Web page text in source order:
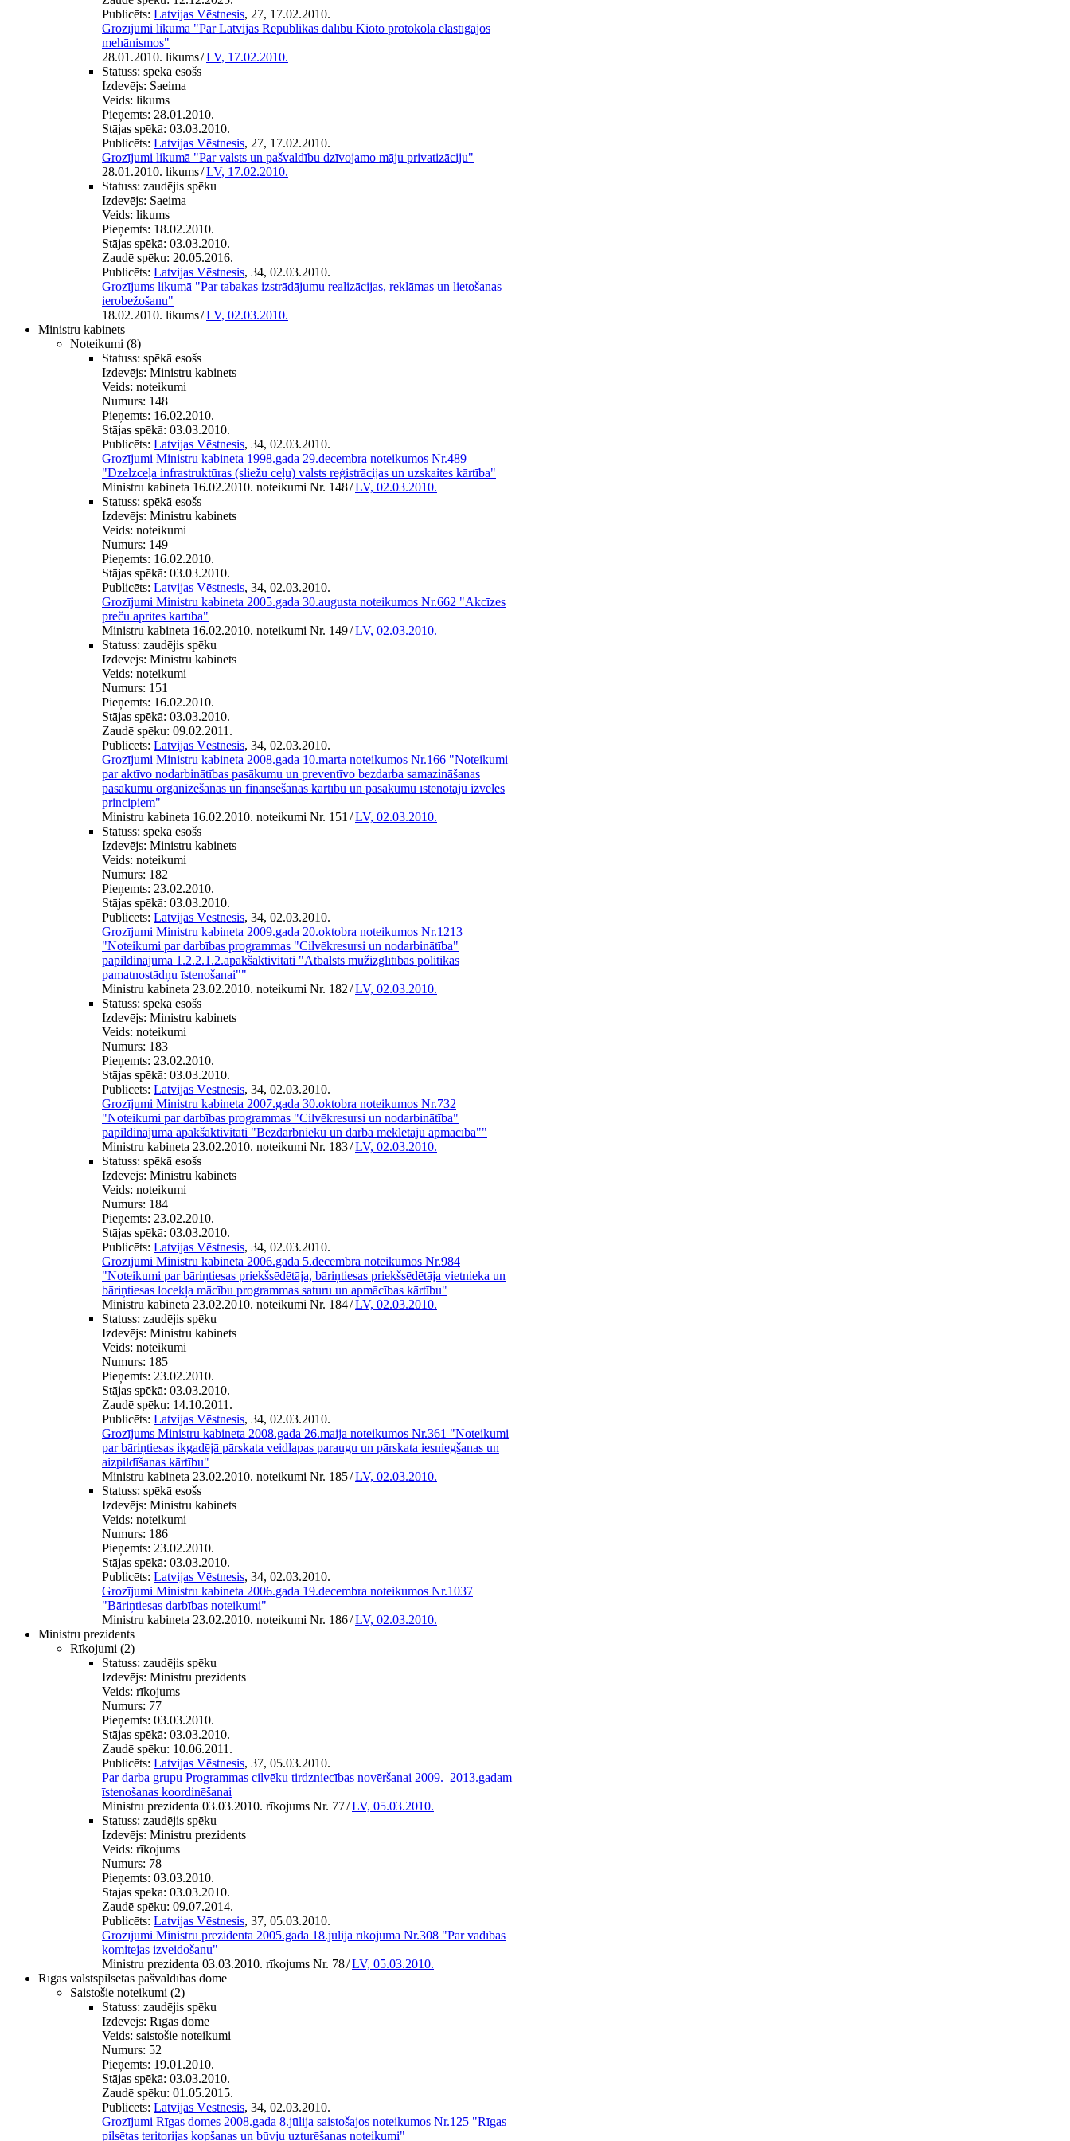
Publicēts: Latvijas Vēstnesis, 27, 17.02.2010.
Grozījumi likumā "Par Latvijas Republikas dalību Kioto protokola elastīgajos
mehānismos"
28.01.2010. likums/LV, 17.02.2010.
Statuss: spēkā esošs
Izdevējs: Saeima
Veids: likums
Pieņemts: 28.01.2010.
Stājas spēkā: 03.03.2010.
Publicēts: Latvijas Vēstnesis, 27, 17.02.2010.
Grozījumi likumā "Par valsts un pašvaldību dzīvojamo māju privatizāciju"
28.01.2010. likums/LV, 17.02.2010.
Statuss: zaudējis spēku
Izdevējs: Saeima
Veids: likums
Pieņemts: 18.02.2010.
Stājas spēkā: 03.03.2010.
Zaudē spēku: 20.05.2016.
Publicēts: Latvijas Vēstnesis, 34, 02.03.2010.
Grozījums likumā "Par tabakas izstrādājumu realizācijas, reklāmas un lietošanas
ierobežošanu"
18.02.2010. likums/LV, 02.03.2010.
Ministru kabinets
Noteikumi (8)
Statuss: spēkā esošs
Izdevējs: Ministru kabinets
Veids: noteikumi
Numurs: 148
Pieņemts: 16.02.2010.
Stājas spēkā: 03.03.2010.
Publicēts: Latvijas Vēstnesis, 34, 02.03.2010.
Grozījumi Ministru kabineta 1998.gada 29.decembra noteikumos Nr.489
"Dzelzceļa infrastruktūras (sliežu ceļu) valsts reģistrācijas un uzskaites kārtība"
Ministru kabineta 16.02.2010. noteikumi Nr. 148/LV, 02.03.2010.
Statuss: spēkā esošs
Izdevējs: Ministru kabinets
Veids: noteikumi
Numurs: 149
Pieņemts: 16.02.2010.
Stājas spēkā: 03.03.2010.
Publicēts: Latvijas Vēstnesis, 34, 02.03.2010.
Grozījumi Ministru kabineta 2005.gada 30.augusta noteikumos Nr.662 "Akcīzes
preču aprites kārtība"
Ministru kabineta 16.02.2010. noteikumi Nr. 149/LV, 02.03.2010.
Statuss: zaudējis spēku
Izdevējs: Ministru kabinets
Veids: noteikumi
Numurs: 151
Pieņemts: 16.02.2010.
Stājas spēkā: 03.03.2010.
Zaudē spēku: 09.02.2011.
Publicēts: Latvijas Vēstnesis, 34, 02.03.2010.
Grozījumi Ministru kabineta 2008.gada 10.marta noteikumos Nr.166 "Noteikumi
par aktīvo nodarbinātības pasākumu un preventīvo bezdarba samazināšanas
pasākumu organizēšanas un finansēšanas kārtību un pasākumu īstenotāju izvēles
principiem"
Ministru kabineta 16.02.2010. noteikumi Nr. 151 /LV, 02.03.2010.
Statuss: spēkā esošs
Izdevējs: Ministru kabinets
Veids: noteikumi
Numurs: 182
Pieņemts: 23.02.2010.
Stājas spēkā: 03.03.2010.
Publicēts: Latvijas Vēstnesis, 34, 02.03.2010.
Grozījumi Ministru kabineta 2009.gada 20.oktobra noteikumos Nr.1213
"Noteikumi par darbības programmas "Cilvēkresursi un nodarbinātība"
papildinājuma 1.2.2.1.2.apakšaktivitāti "Atbalsts mūžizglītības politikas
pamatnostādņu īstenošanai""
Ministru kabineta 23.02.2010. noteikumi Nr. 182/LV, 02.03.2010.
Statuss: spēkā esošs
Izdevējs: Ministru kabinets
Veids: noteikumi
Numurs: 183
Pieņemts: 23.02.2010.
Stājas spēkā: 03.03.2010.
Publicēts: Latvijas Vēstnesis, 34, 02.03.2010.
Grozījumi Ministru kabineta 2007.gada 30.oktobra noteikumos Nr.732
"Noteikumi par darbības programmas "Cilvēkresursi un nodarbinātība"
papildinājuma apakšaktivitāti "Bezdarbnieku un darba meklētāju apmācība""
Ministru kabineta 23.02.2010. noteikumi Nr. 183/LV, 02.03.2010.
Statuss: spēkā esošs
Izdevējs: Ministru kabinets
Veids: noteikumi
Numurs: 184
Pieņemts: 23.02.2010.
Stājas spēkā: 03.03.2010.
Publicēts: Latvijas Vēstnesis, 34, 02.03.2010.
Grozījumi Ministru kabineta 2006.gada 5.decembra noteikumos Nr.984
"Noteikumi par bāriņtiesas priekšsēdētāja, bāriņtiesas priekšsēdētāja vietnieka un
bāriņtiesas locekļa mācību programmas saturu un apmācības kārtību"
Ministru kabineta 23.02.2010. noteikumi Nr. 184/LV, 02.03.2010.
Statuss: zaudējis spēku
Izdevējs: Ministru kabinets
Veids: noteikumi
Numurs: 185
Pieņemts: 23.02.2010.
Stājas spēkā: 03.03.2010.
Zaudē spēku: 14.10.2011.
Publicēts: Latvijas Vēstnesis, 34, 02.03.2010.
Grozījums Ministru kabineta 2008.gada 26.maija noteikumos Nr.361 "Noteikumi
par bāriņtiesas ikgadējā pārskata veidlapas paraugu un pārskata iesniegšanas un
aizpildīšanas kārtību"
Ministru kabineta 23.02.2010. noteikumi Nr. 185/LV, 02.03.2010.
Statuss: spēkā esošs
Izdevējs: Ministru kabinets
Veids: noteikumi
Numurs: 186
Pieņemts: 23.02.2010.
Stājas spēkā: 03.03.2010.
Publicēts: Latvijas Vēstnesis, 34, 02.03.2010.
Grozījumi Ministru kabineta 2006.gada 19.decembra noteikumos Nr.1037
"Bāriņtiesas darbības noteikumi"
Ministru kabineta 23.02.2010. noteikumi Nr. 186/LV, 02.03.2010.
Ministru prezidents
Rīkojumi (2)
Statuss: zaudējis spēku
Izdevējs: Ministru prezidents
Veids: rīkojums
Numurs: 77
Pieņemts: 03.03.2010.
Stājas spēkā: 03.03.2010.
Zaudē spēku: 10.06.2011.
Publicēts: Latvijas Vēstnesis, 37, 05.03.2010.
Par darba grupu Programmas cilvēku tirdzniecības novēršanai 2009.–2013.gadam
īstenošanas koordinēšanai
Ministru prezidenta 03.03.2010. rīkojums Nr. 77/LV, 05.03.2010.
Statuss: zaudējis spēku
Izdevējs: Ministru prezidents
Veids: rīkojums
Numurs: 78
Pieņemts: 03.03.2010.
Stājas spēkā: 03.03.2010.
Zaudē spēku: 09.07.2014.
Publicēts: Latvijas Vēstnesis, 37, 05.03.2010.
Grozījumi Ministru prezidenta 2005.gada 18.jūlija rīkojumā Nr.308 "Par vadības
komitejas izveidošanu"
Ministru prezidenta 03.03.2010. rīkojums Nr. 78/LV, 05.03.2010.
Rīgas valstspilsētas pašvaldības dome
Saistošie noteikumi (2)
Statuss: zaudējis spēku
Izdevējs: Rīgas dome
Veids: saistošie noteikumi
Numurs: 52
Pieņemts: 19.01.2010.
Stājas spēkā: 03.03.2010.
Zaudē spēku: 01.05.2015.
Publicēts: Latvijas Vēstnesis, 34, 02.03.2010.
Grozījumi Rīgas domes 2008.gada 8.jūlija saistošajos noteikumos Nr.125 "Rīgas
pilsētas teritorijas kopšanas un būvju uzturēšanas noteikumi"